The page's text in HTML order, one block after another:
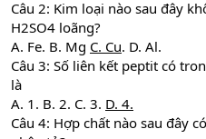
Câu 2: Kim loại nào sau đây
H2SO4 loãng?
A. Fe. B. Mg C. Cu. D. Al.
Câu 3: Số liên kết peptit có
là
A. 1. B. 2. C. 3. D. 4.
Câu 4: Hợp chất nào sau đây